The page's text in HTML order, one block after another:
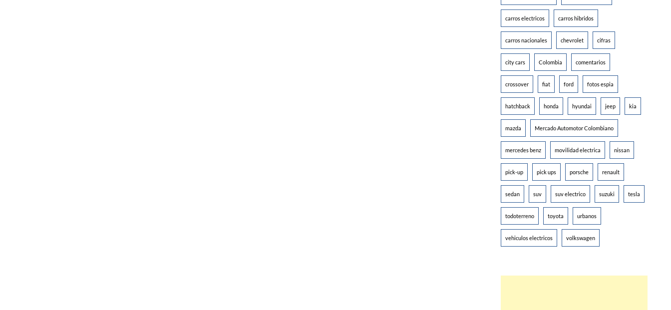
carros electricos carros hibridos
carros nacionales chevrolet cifras
city cars Colombia comentarios
crossover fiat ford fotos espia
hatchback honda hyundai jeep kia
mazda Mercado Automotor Colombiano
mercedes benz movilidad electrica nissan
pick-up pick ups porsche renault
sedan suv suv electrico suzuki tesla
todoterreno toyota urbanos
vehiculos electricos volkswagen